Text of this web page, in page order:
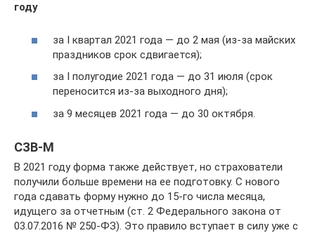
году
за I квартал 2021 года — до 2 мая (из-за майских
праздников срок сдвигается);
за I полугодие 2021 года — до 31 июля (срок
переносится из-за выходного дня);
за 9 месяцев 2021 года — до 30 октября.
СЗВ-М
В 2021 году форма также действует, но страхователи
получили больше времени на ее подготовку. С нового
года сдавать форму нужно до 15-го числа месяца,
идущего за отчетным (ст. 2 Федерального закона от
03.07.2016 № 250-ФЗ). Это правило вступает в силу уже с